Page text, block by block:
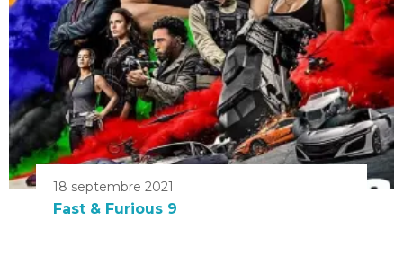
18 septembre 2021
Fast & Furious 9